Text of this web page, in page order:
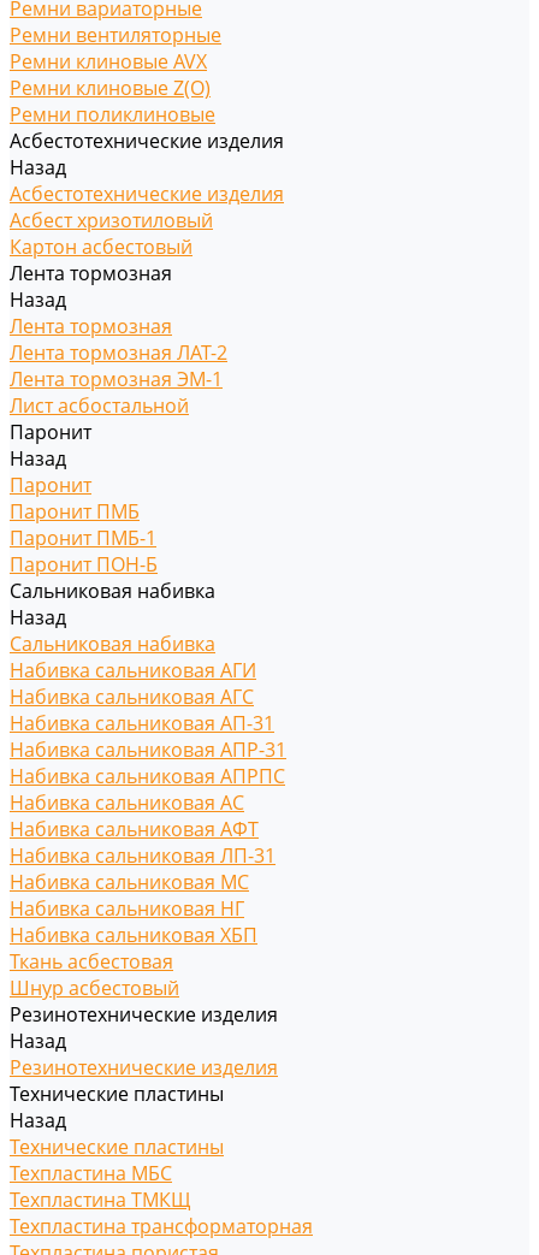
Ремни вариаторные
Ремни вентиляторные
Ремни клиновые AVX
Ремни клиновые Z(O)
Ремни поликлиновые
Асбестотехнические изделия
Назад
Асбестотехнические изделия
Асбест хризотиловый
Картон асбестовый
Лента тормозная
Назад
Лента тормозная
Лента тормозная ЛАТ-2
Лента тормозная ЭМ-1
Лист асбостальной
Паронит
Назад
Паронит
Паронит ПМБ
Паронит ПМБ-1
Паронит ПОН-Б
Сальниковая набивка
Назад
Сальниковая набивка
Набивка сальниковая АГИ
Набивка сальниковая АГС
Набивка сальниковая АП-31
Набивка сальниковая АПР-31
Набивка сальниковая АПРПС
Набивка сальниковая АС
Набивка сальниковая АФТ
Набивка сальниковая ЛП-31
Набивка сальниковая МС
Набивка сальниковая НГ
Набивка сальниковая ХБП
Ткань асбестовая
Шнур асбестовый
Резинотехнические изделия
Назад
Резинотехнические изделия
Технические пластины
Назад
Технические пластины
Техпластина МБС
Техпластина ТМКЩ
Техпластина трансформаторная